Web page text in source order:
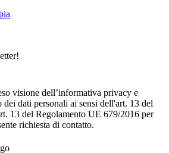
visione dell’informativa privacy e
dei dati personali ai sensi dell'art. 13 del
13 del Regolamento UE 679/2016 per
richiesta di contatto.